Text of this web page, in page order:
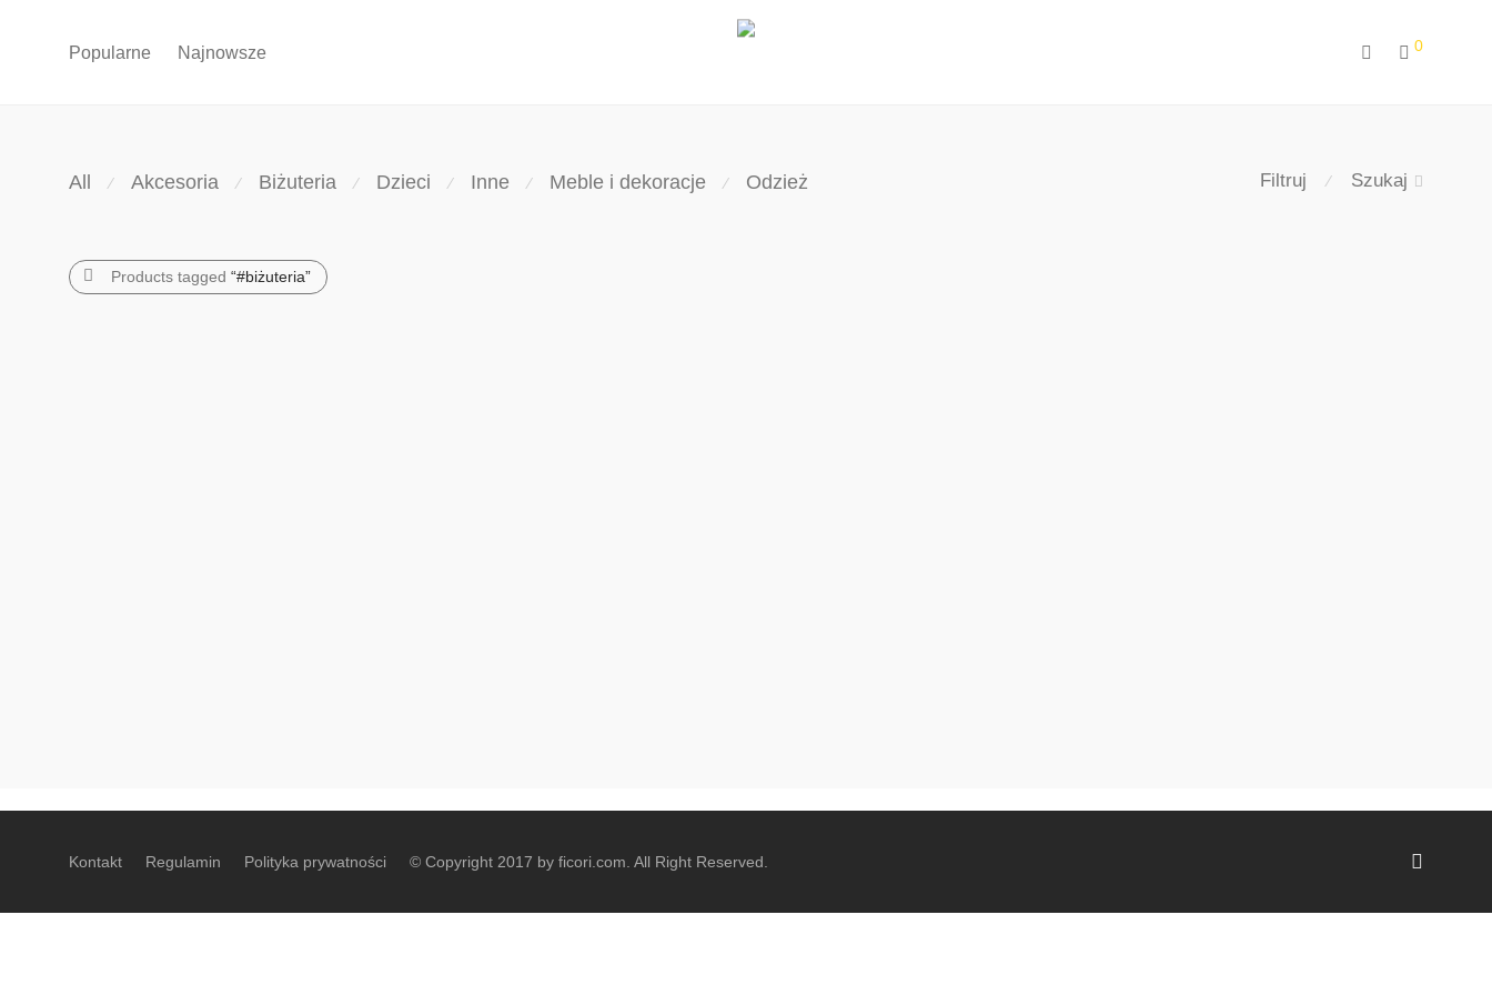
Popularne Najnowsze 0
Filtruj ⁄ Szukaj
All ⁄ Akcesoria ⁄ Biżuteria ⁄ Dzieci ⁄ Inne ⁄ Meble i dekoracje ⁄ Odzież
Products tagged “#biżuteria”
Kontakt Regulamin Polityka prywatności © Copyright 2017 by ficori.com. All Right Reserved.